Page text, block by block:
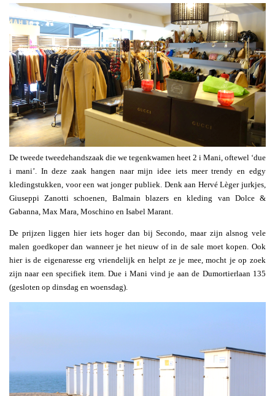
De tweede tweedehandszaak die we tegenkwamen heet 2 i Mani, oftewel ‘due
i mani’. In deze zaak hangen naar mijn idee iets meer trendy en edgy
kledingstukken, voor een wat jonger publiek. Denk aan Hervé Lèger jurkjes,
Giuseppi Zanotti schoenen, Balmain blazers en kleding van Dolce &
Gabanna, Max Mara, Moschino en Isabel Marant.
De prijzen liggen hier iets hoger dan bij Secondo, maar zijn alsnog vele
malen goedkoper dan wanneer je het nieuw of in de sale moet kopen. Ook
hier is de eigenaresse erg vriendelijk en helpt ze je mee, mocht je op zoek
zijn naar een specifiek item. Due i Mani vind je aan de Dumortierlaan 135
(gesloten op dinsdag en woensdag).